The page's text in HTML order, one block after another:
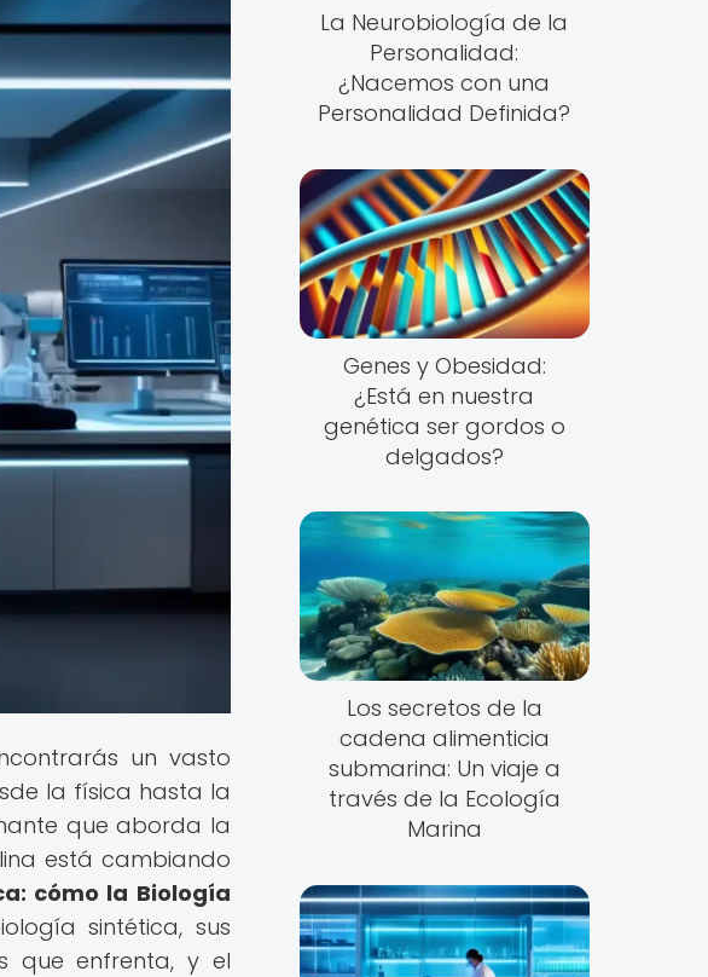
un vasto
la física hasta la
que aborda la
está cambiando
cómo la Biología
sintética, sus
que enfrenta, y el
La Neurobiología de la
Personalidad:
¿Nacemos con una
Personalidad Definida?
Genes y Obesidad:
¿Está en nuestra
genética ser gordos o
delgados?
Los secretos de la
cadena alimenticia
submarina: Un viaje a
través de la Ecología
Marina